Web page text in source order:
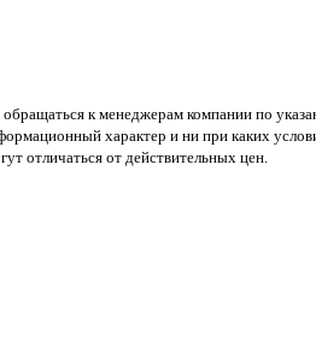
к менеджерам компании по
характер и ни при каких
отличаться от действительных цен.